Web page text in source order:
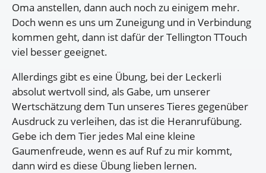
Oma anstellen, dann auch noch zu einigem mehr.
Doch wenn es uns um Zuneigung und in Verbindung
kommen geht, dann ist dafür der Tellington TTouch
viel besser geeignet.
Allerdings gibt es eine Übung, bei der Leckerli
absolut wertvoll sind, als Gabe, um unserer
Wertschätzung dem Tun unseres Tieres gegenüber
Ausdruck zu verleihen, das ist die Heranrufübung.
Gebe ich dem Tier jedes Mal eine kleine
Gaumenfreude, wenn es auf Ruf zu mir kommt,
dann wird es diese Übung lieben lernen.